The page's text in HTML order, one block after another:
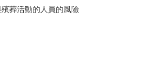
葬活動的人員的風險